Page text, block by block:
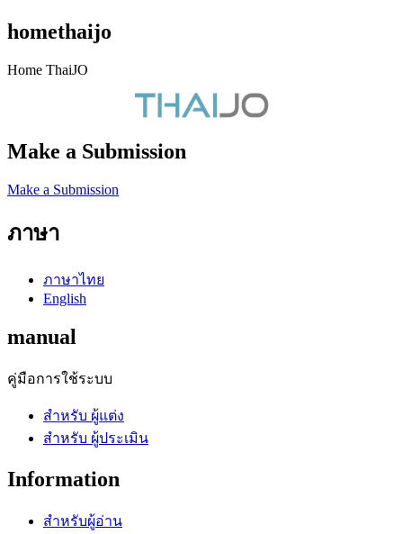
homethaijo
Home ThaiJO
Make a Submission
Make a Submission
ภาษา
ภาษาไทย
English
manual
คู่มือการใช้ระบบ
สำหรับ ผู้แต่ง
สำหรับ ผู้ประเมิน
Information
สำหรับผู้อ่าน